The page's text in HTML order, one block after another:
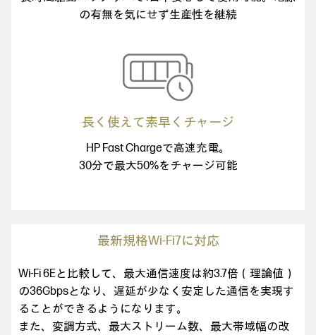
の有無を気にせず生産性を継続
長く使えて素早くチャージ
HP Fast Chargeで高速充電。
30分で最大50%をチャージ可能
最新規格Wi-Fi7に対応
Wi-Fi 6Eと比較して、最大通信速度は約3.7倍（理論値）
の36Gbpsとなり、遅延が少なく安定した通信を実現す
ることができるようになります。
また、変調方式、最大ストリーム数、最大帯域幅の改